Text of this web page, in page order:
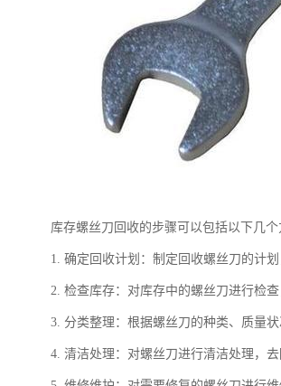
库存螺丝刀回收的步骤可以包括以下几个
1. 确定回收计划：制定回收螺丝刀的计
2. 检查库存：对库存中的螺丝刀进行检
3. 分类整理：根据螺丝刀的种类、质量
4. 清洁处理：对螺丝刀进行清洁处理，去